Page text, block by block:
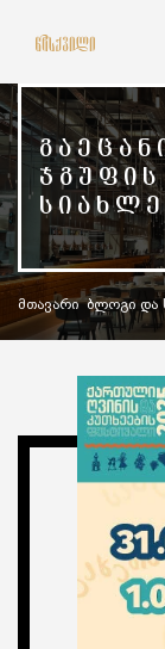
მთავარი ბლოგი და